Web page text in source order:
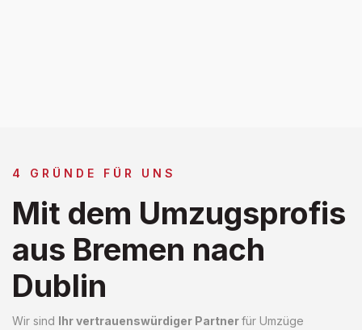
4 GRÜNDE FÜR UNS
Mit dem Umzugsprofis
aus Bremen nach
Dublin
Wir sind Ihr vertrauenswürdiger Partnerfür Umzüge